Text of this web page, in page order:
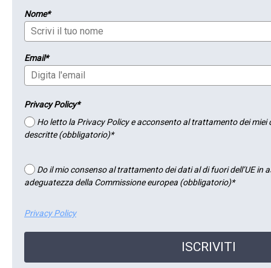
Nome*
Email*
Privacy Policy*
Ho letto la Privacy Policy e acconsento al trattamento dei
descritte (obbligatorio)*
Do il mio consenso al trattamento dei dati al di fuori dell’UE in
adeguatezza della Commissione europea (obbligatorio)*
Privacy Policy
ISCRIVITI